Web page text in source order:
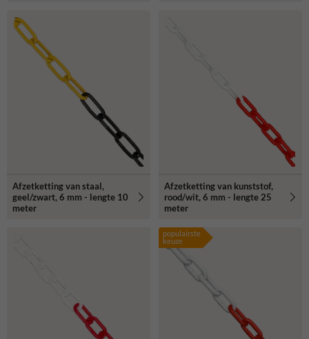
Afzetketting van staal,
geel/zwart, 6 mm - lengte 10
meter
Afzetketting van kunststof,
rood/wit, 6 mm - lengte 25
meter
populairste
keuze